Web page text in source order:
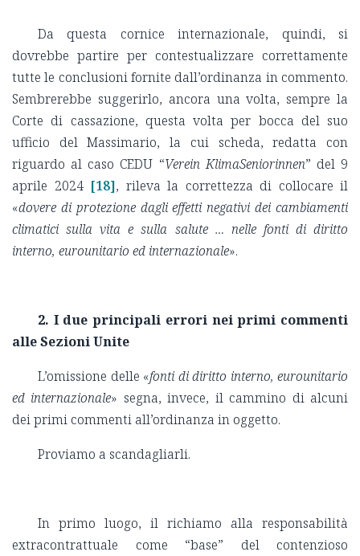
Da questa cornice internazionale, quindi, si
dovrebbe partire per contestualizzare correttamente
tutte le conclusioni fornite dall’ordinanza in commento.
Sembrerebbe suggerirlo, ancora una volta, sempre la
Corte di cassazione, questa volta per bocca del suo
ufficio del Massimario, la cui scheda, redatta con
riguardo al caso CEDU “Verein KlimaSeniorinnen” del 9
aprile 2024 [18], rileva la correttezza di collocare il
«dovere di protezione dagli effetti negativi dei cambiamenti
climatici sulla vita e sulla salute … nelle fonti di diritto
interno, eurounitario ed internazionale».
2. I due principali errori nei primi commenti
alle Sezioni Unite
L’omissione delle «fonti di diritto interno, eurounitario
ed internazionale» segna, invece, il cammino di alcuni
dei primi commenti all’ordinanza in oggetto.
Proviamo a scandagliarli.
In primo luogo, il richiamo alla responsabilità
extracontrattuale come “base” del contenzioso